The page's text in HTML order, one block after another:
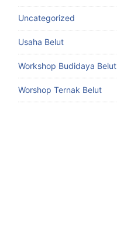
Uncategorized
Usaha Belut
Workshop Budidaya Belut
Worshop Ternak Belut